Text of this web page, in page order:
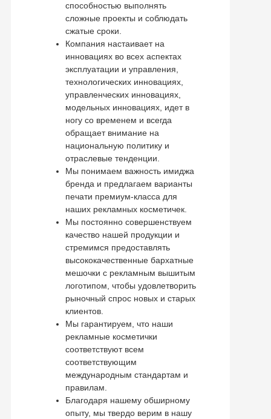
способностью выполнять
сложные проекты и соблюдать
сжатые сроки.
Компания настаивает на
инновациях во всех аспектах
эксплуатации и управления,
технологических инновациях,
управленческих инновациях,
модельных инновациях, идет в
ногу со временем и всегда
обращает внимание на
национальную политику и
отраслевые тенденции.
Мы понимаем важность имиджа
бренда и предлагаем варианты
печати премиум-класса для
наших рекламных косметичек.
Мы постоянно совершенствуем
качество нашей продукции и
стремимся предоставлять
высококачественные бархатные
мешочки с рекламным вышитым
логотипом, чтобы удовлетворить
рыночный спрос новых и старых
клиентов.
Мы гарантируем, что наши
рекламные косметички
соответствуют всем
соответствующим
международным стандартам и
правилам.
Благодаря нашему обширному
опыту, мы твердо верим в нашу